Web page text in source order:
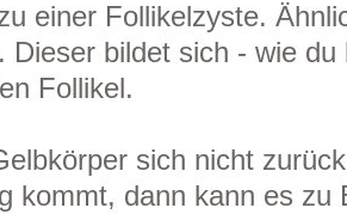
einer Follikelzyste.
Dieser bildet sich - wie
Follikel.
sich nicht
kommt, dann kann es zu